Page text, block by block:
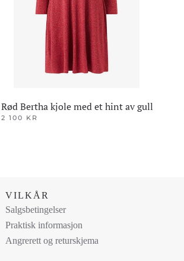
Rød Bertha kjole med et hint av gull
2 100 KR
varianter.
Alternativene
kan
velges
VILKÅR
Salgsbetingelser
Praktisk informasjon
Angrerett og returskjema